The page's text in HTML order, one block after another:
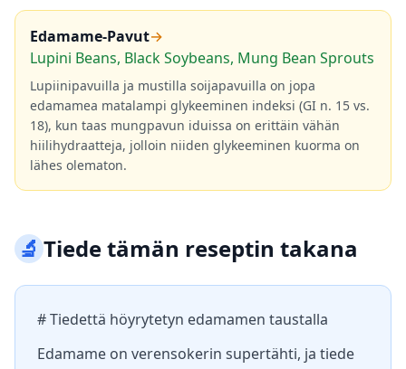
Edamame-Pavut→
Lupini Beans, Black Soybeans, Mung Bean Sprouts
Lupiinipavuilla ja mustilla soijapavuilla on jopa
edamamea matalampi glykeeminen indeksi (GI n. 15 vs.
18), kun taas mungpavun iduissa on erittäin vähän
hiilihydraatteja, jolloin niiden glykeeminen kuorma on
lähes olematon.
🔬Tiede tämän reseptin takana
# Tiedettä höyrytetyn edamamen taustalla
Edamame on verensokerin supertähti, ja tiede